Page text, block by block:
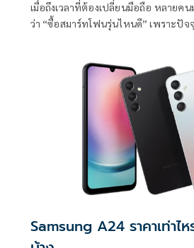
เมื่อถึงเวลาที่ต้องเปลี่ยนมือถือ หลายคน
ว่า “ซื้อสมาร์ทโฟนรุ่นไหนดี” เพราะปั
Samsung A24 ราคาเท่าไห